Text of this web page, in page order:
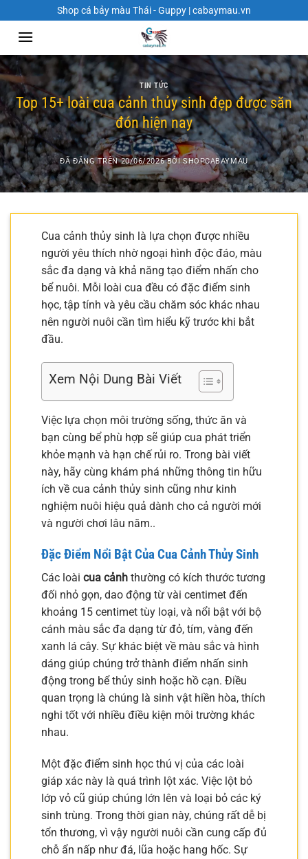
đến
dung
Shop cá bảy màu Thái - Guppy | cabaymau.vn
TIN TỨC
Top 15+ loài cua cảnh thủy sinh đẹp được săn
đón hiện nay
ĐÃ ĐĂNG TRÊN20/06/2026 BỞISHOPCABAYMAU
Cua cảnh thủy sinh là lựa chọn được nhiều
người yêu thích nhờ ngoại hình độc đáo, màu
sắc đa dạng và khả năng tạo điểm nhấn cho
bể nuôi. Mỗi loài cua đều có đặc điểm sinh
học, tập tính và yêu cầu chăm sóc khác nhau
nên người nuôi cần tìm hiểu kỹ trước khi bắt
đầu.
Xem Nội Dung Bài Viết
Việc lựa chọn môi trường sống, thức ăn và
bạn cùng bể phù hợp sẽ giúp cua phát triển
khỏe mạnh và hạn chế rủi ro. Trong bài viết
này, hãy cùng khám phá những thông tin hữu
ích về cua cảnh thủy sinh cũng như kinh
nghiệm nuôi hiệu quả dành cho cả người mới
và người chơi lâu năm..
Đặc Điểm Nổi Bật Của Cua Cảnh Thủy Sinh
Các loài cua cảnh thường có kích thước tương
đối nhỏ gọn, dao động từ vài centimet đến
khoảng 15 centimet tùy loại, và nổi bật với bộ
cánh màu sắc đa dạng từ đỏ, tím, vàng đến
xanh lá cây. Sự khác biệt về màu sắc và hình
dáng giúp chúng trở thành điểm nhấn sinh
động trong bể thủy sinh hoặc hồ cạn. Điều
quan trọng là chúng là sinh vật hiền hòa, thích
nghi tốt với nhiều điều kiện môi trường khác
nhau.
Một đặc điểm sinh học thú vị của các loài
giáp xác này là quá trình lột xác. Việc lột bỏ
lớp vỏ cũ giúp chúng lớn lên và loại bỏ các ký
sinh trùng. Trong thời gian này, chúng rất dễ bị
tổn thương, vì vậy người nuôi cần cung cấp đủ
chỗ ẩn nấp như đá, lũa hoặc hang hốc. Sự